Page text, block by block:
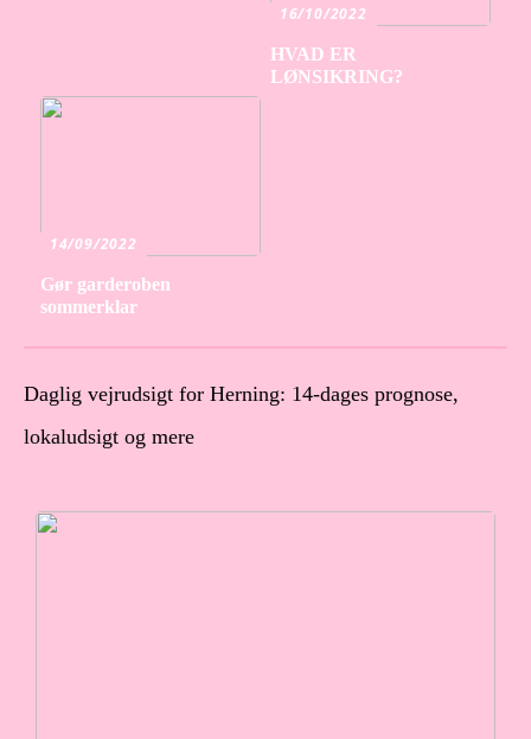
16/10/2022
HVAD ER
LØNSIKRING?
14/09/2022
Gør garderoben
sommerklar
Daglig vejrudsigt for Herning: 14-dages prognose,
lokaludsigt og mere